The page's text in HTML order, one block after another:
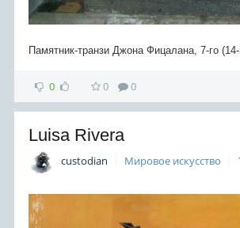
Памятник-транзи Джона Фицалана, 7-го
0 0 0
Luisa Rivera
custodian Мировое искусство